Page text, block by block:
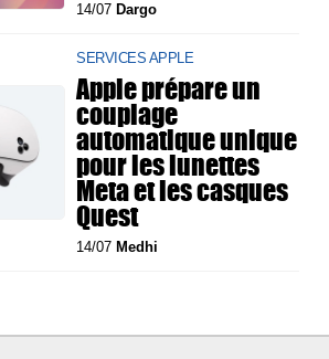
14/07 Dargo
SERVICES APPLE
Apple prépare un
couplage
automatique unique
pour les lunettes
Meta et les casques
Quest
14/07 Medhi